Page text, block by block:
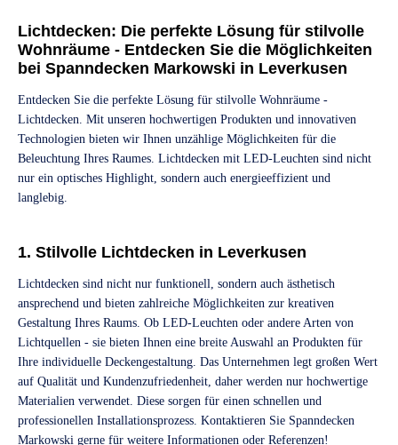
Lichtdecken: Die perfekte Lösung für stilvolle
Wohnräume - Entdecken Sie die Möglichkeiten
bei Spanndecken Markowski in Leverkusen
Entdecken Sie die perfekte Lösung für stilvolle Wohnräume -
Lichtdecken. Mit unseren hochwertigen Produkten und innovativen
Technologien bieten wir Ihnen unzählige Möglichkeiten für die
Beleuchtung Ihres Raumes. Lichtdecken mit LED-Leuchten sind nicht
nur ein optisches Highlight, sondern auch energieeffizient und
langlebig.
1. Stilvolle Lichtdecken in Leverkusen
Lichtdecken sind nicht nur funktionell, sondern auch ästhetisch
ansprechend und bieten zahlreiche Möglichkeiten zur kreativen
Gestaltung Ihres Raums. Ob LED-Leuchten oder andere Arten von
Lichtquellen - sie bieten Ihnen eine breite Auswahl an Produkten für
Ihre individuelle Deckengestaltung. Das Unternehmen legt großen Wert
auf Qualität und Kundenzufriedenheit, daher werden nur hochwertige
Materialien verwendet. Diese sorgen für einen schnellen und
professionellen Installationsprozess. Kontaktieren Sie Spanndecken
Markowski gerne für weitere Informationen oder Referenzen!